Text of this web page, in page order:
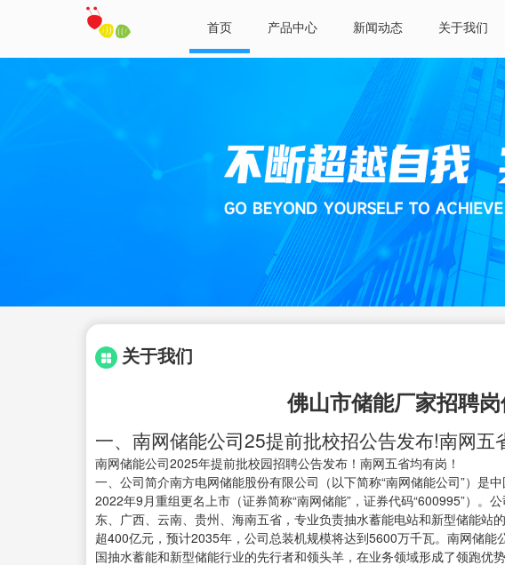
首页 产品中心 新闻动态 关于我们
关于我们
佛山市储能厂家招聘
一、南网储能公司25提前批校招公告发布!南网五
南网储能公司2025年提前批校园招聘公告发布！南网五省均有岗！
一、公司简介南方电网储能股份有限公司（以下简称“南网储能公司”）是
2022年9月重组更名上市（证券简称“南网储能”，证券代码“600995”）。
东、广西、云南、贵州、海南五省，专业负责抽水蓄能电站和新型储能站
超400亿元，预计2035年，公司总装机规模将达到5600万千瓦。南网储能
国抽水蓄能和新型储能行业的先行者和领头羊，在业务领域形成了领跑优